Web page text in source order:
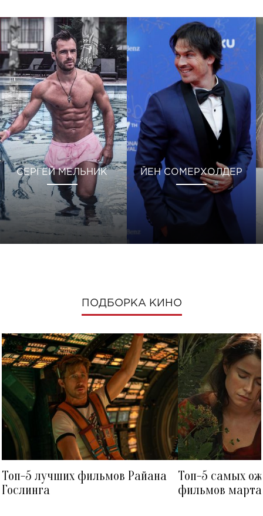
СЕРГЕЙ МЕЛЬНИК ЙЕН СОМЕРХОЛДЕР
ПОДБОРКА КИНО
Топ-5 лучших фильмов Райана
Гослинга
Топ-5 самых
фильмов